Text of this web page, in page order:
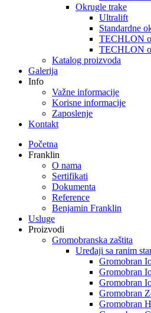
Okrugle trake
Ultralift
Standardne
TECHLON
TECHLON
Katalog proizvoda
Galerija
Info
Važne informacije
Korisne informacije
Zaposlenje
Kontakt
Početna
Franklin
O nama
Sertifikati
Dokumenta
Reference
Benjamin Franklin
Usluge
Proizvodi
Gromobranska zaštita
Uređaji sa ranim
Gromobran
Gromobran
Gromobran
Gromobran
Gromobran